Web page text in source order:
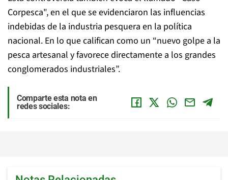
Corpesca", en el que se evidenciaron las influencias
indebidas de la industria pesquera en la política
nacional. En lo que califican como un “nuevo golpe a la
pesca artesanal y favorece directamente a los grandes
conglomerados industriales”.
Comparte esta nota en
redes sociales: